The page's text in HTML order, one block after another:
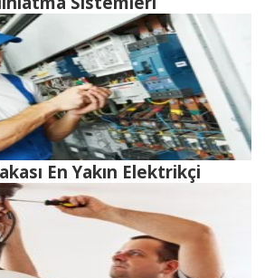
En Yakın Elektrikçi